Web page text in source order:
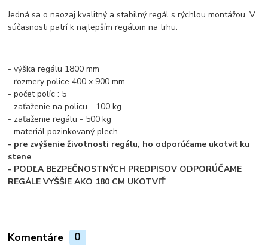
Jedná sa o naozaj kvalitný a stabilný regál s rýchlou montážou. V
súčasnosti patrí k najlepším regálom na trhu.
- výška regálu 1800 mm
- rozmery police 400 x 900 mm
- počet políc : 5
- zaťaženie na policu - 100 kg
- zaťaženie regálu - 500 kg
- materiál pozinkovaný plech
- pre zvýšenie životnosti regálu, ho odporúčame ukotviť ku
stene
- PODĽA BEZPEČNOSTNÝCH PREDPISOV ODPORÚČAME
REGÁLE VYŠŠIE AKO 180 CM UKOTVIŤ
Komentáre 0